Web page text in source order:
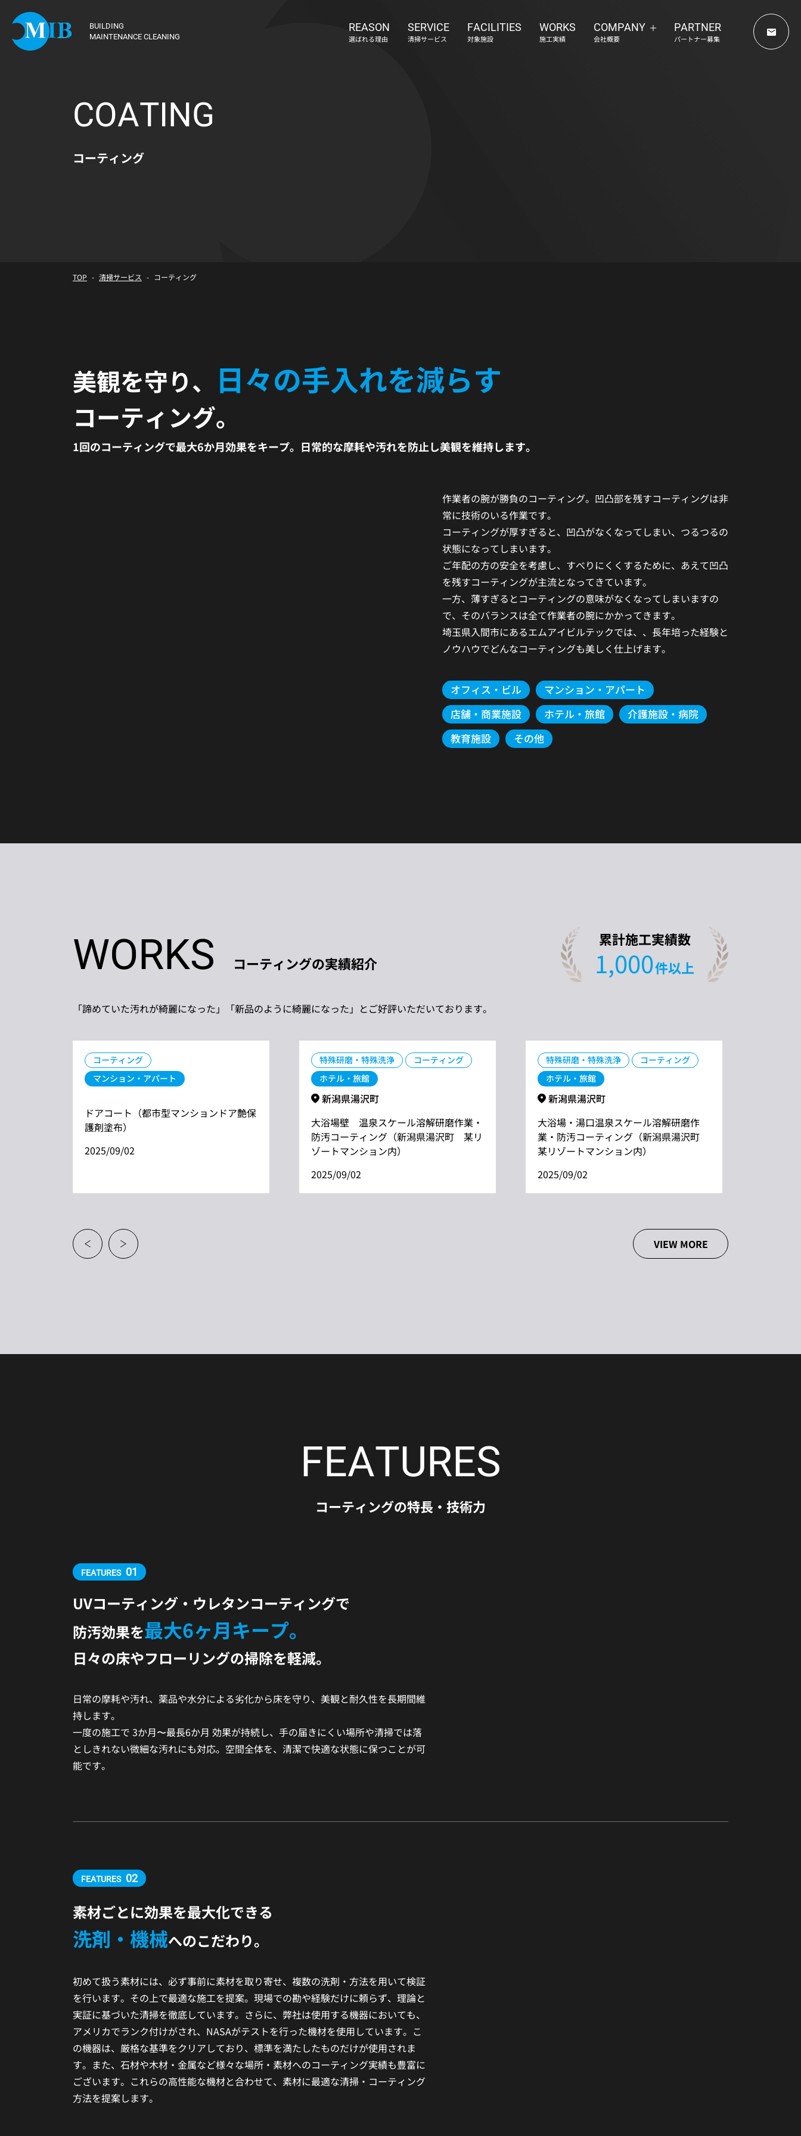
BUILDING
MAINTENANCE CLEANING
REASON
選ばれる理由
SERVICE
清掃サービス
FACILITIES
対象施設
WORKS
施工実績
COMPANY
会社概要
PARTNER
パートナー募集
COATING
コーティング
TOP 清掃サービス コーティング
美観を守り、 日々の手入れを減らす
コーティング。
1回のコーティングで最大6か月効果をキープ。日常的な摩耗や汚れを防止し美観を維持します。
作業者の腕が勝負のコーティング。凹凸部を残すコーティングは非
常に技術のいる作業です。
コーティングが厚すぎると、凹凸がなくなってしまい、つるつるの
状態になってしまいます。
ご年配の方の安全を考慮し、すべりにくくするために、あえて凹凸
を残すコーティングが主流となってきています。
一方、薄すぎるとコーティングの意味がなくなってしまいますの
で、そのバランスは全て作業者の腕にかかってきます。
埼玉県入間市にあるエムアイビルテックでは、、長年培った経験と
ノウハウでどんなコーティングも美しく仕上げます。
オフィス・ビル
マンション・アパート
店舗・商業施設
ホテル・旅館
介護施設・病院
教育施設
その他
WORKS コーティングの実績紹介
累計施工実績数
1,000件以上
「諦めていた汚れが綺麗になった」「新品のように綺麗になった」とご好評いただいております。
コーティング
マンション・アパート
ドアコート（都市型マンションドア艶保
護剤塗布）
2025/09/02
特殊研磨・特殊洗浄
コーティング
ホテル・旅館
新潟県湯沢町
大浴場壁 温泉スケール溶解研磨作業・
防汚コーティング（新潟県湯沢町 某リ
ゾートマンション内）
2025/09/02
特殊研磨・特殊洗浄
コーティング
ホテル・旅館
新潟県湯沢町
大浴場・湯口温泉スケール溶解研磨作
業・防汚コーティング（新潟県湯沢町
某リゾートマンション内）
2025/09/02
VIEW MORE
FEATURES
コーティングの特長・技術力
FEATURES 01
UVコーティング・ウレタンコーティングで
防汚効果を最大6ヶ月キープ。
日々の床やフローリングの掃除を軽減。
日常の摩耗や汚れ、薬品や水分による劣化から床を守り、美観と耐久性を長期間維
持します。
一度の施工で 3か月〜最長6か月 効果が持続し、手の届きにくい場所や清掃では落
としきれない微細な汚れにも対応。空間全体を、清潔で快適な状態に保つことが可
能です。
FEATURES 02
素材ごとに効果を最大化できる
洗剤・機械へのこだわり。
初めて扱う素材には、必ず事前に素材を取り寄せ、複数の洗剤・方法を用いて検証
を行います。その上で最適な施工を提案。現場での勘や経験だけに頼らず、理論と
実証に基づいた清掃を徹底しています。さらに、弊社は使用する機器においても、
アメリカでランク付けがされ、NASAがテストを行った機材を使用しています。こ
の機器は、厳格な基準をクリアしており、標準を満たしたものだけが使用されま
す。また、石材や木材・金属など様々な場所・素材へのコーティング実績も豊富に
ございます。これらの高性能な機材と合わせて、素材に最適な清掃・コーティング
方法を提案します。